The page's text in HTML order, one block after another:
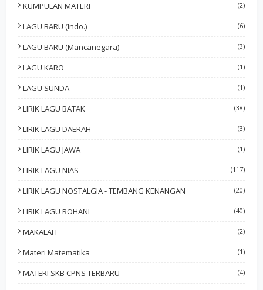
KUMPULAN MATERI (2)
LAGU BARU (Indo.) (6)
LAGU BARU (Mancanegara) (3)
LAGU KARO (1)
LAGU SUNDA (1)
LIRIK LAGU BATAK (38)
LIRIK LAGU DAERAH (3)
LIRIK LAGU JAWA (1)
LIRIK LAGU NIAS (117)
LIRIK LAGU NOSTALGIA - TEMBANG KENANGAN (20)
LIRIK LAGU ROHANI (40)
MAKALAH (2)
Materi Matematika (1)
MATERI SKB CPNS TERBARU (4)